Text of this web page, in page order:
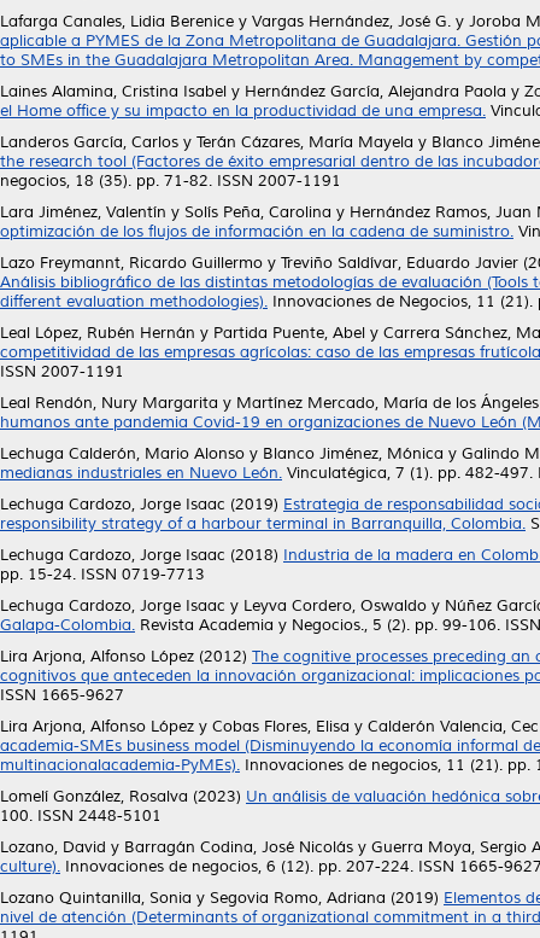
Lafarga Canales, Lidia Berenice y Vargas Hernández, José G. y Joroba
aplicable a PYMES de la Zona Metropolitana de Guadalajara. Gestión
to SMEs in the Guadalajara Metropolitan Area. Management by
Laines Alamina, Cristina Isabel y Hernández García, Alejandra Paola y
el Home office y su impacto en la productividad de una empresa.
Landeros García, Carlos y Terán Cázares, María Mayela y Blanco
the research tool (Factores de éxito empresarial dentro de las
negocios, 18 (35). pp. 71-82. ISSN 2007-1191
Lara Jiménez, Valentín y Solís Peña, Carolina y Hernández Ramos, Juan
optimización de los flujos de información en la cadena de suministro.
Lazo Freymannt, Ricardo Guillermo y Treviño Saldívar, Eduardo Javier
Análisis bibliográfico de las distintas metodologías de evaluación
different evaluation methodologies). Innovaciones de Negocios, 11
Leal López, Rubén Hernán y Partida Puente, Abel y Carrera Sánchez,
competitividad de las empresas agrícolas: caso de las empresas
ISSN 2007-1191
Leal Rendón, Nury Margarita y Martínez Mercado, María de los Ángeles
humanos ante pandemia Covid-19 en organizaciones de Nuevo León
Lechuga Calderón, Mario Alonso y Blanco Jiménez, Mónica y Galindo
medianas industriales en Nuevo León. Vinculatégica, 7 (1). pp. 482-497.
Lechuga Cardozo, Jorge Isaac (2019) Estrategia de responsabilidad
responsibility strategy of a harbour terminal in Barranquilla, Colombia.
Lechuga Cardozo, Jorge Isaac (2018) Industria de la madera en
pp. 15-24. ISSN 0719-7713
Lechuga Cardozo, Jorge Isaac y Leyva Cordero, Oswaldo y Núñez
Galapa-Colombia. Revista Academia y Negocios., 5 (2). pp. 99-106.
Lira Arjona, Alfonso López (2012) The cognitive processes preceding
cognitivos que anteceden la innovación organizacional: implicaciones
ISSN 1665-9627
Lira Arjona, Alfonso López y Cobas Flores, Elisa y Calderón Valencia,
academia-SMEs business model (Disminuyendo la economía informal
multinacionalacademia-PyMEs). Innovaciones de negocios, 11 (21).
Lomelí González, Rosalva (2023) Un análisis de valuación hedónica
100. ISSN 2448-5101
Lozano, David y Barragán Codina, José Nicolás y Guerra Moya, Sergio
culture). Innovaciones de negocios, 6 (12). pp. 207-224. ISSN 1665-
Lozano Quintanilla, Sonia y Segovia Romo, Adriana (2019) Elementos
nivel de atención (Determinants of organizational commitment in a